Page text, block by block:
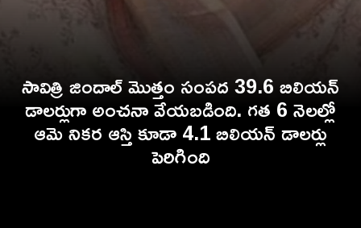
సావిత్రి జిందాల్ మొత్తం సంపద 39.6 బిలియన్
డాలర్లుగా అంచనా వేయబడింది. గత 6 నెలల్లో
ఆమె నికర ఆస్తి కూడా 4.1 బిలియన్ డాలర్లు
పెరిగింది